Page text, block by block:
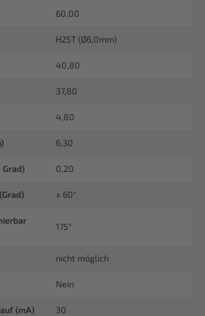
60,00
H25T (Ø6,0mm)
40,80
37,80
4,80
6,30
0,20
± 60°
175°
nicht möglich
Nein
(mA) 30